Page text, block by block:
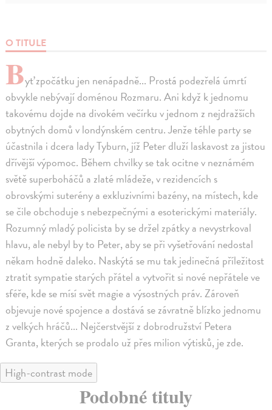
O TITULE
Byť zpočátku jen nenápadně... Prostá podezřelá úmrtí
obvykle nebývají doménou Rozmaru. Ani když k jednomu
takovému dojde na divokém večírku v jednom z nejdražších
obytných domů v londýnském centru. Jenže téhle party se
účastnila i dcera lady Tyburn, jíž Peter dluží laskavost za jistou
dřívější výpomoc. Během chvilky se tak ocitne v neznámém
světě superboháčů a zlaté mládeže, v rezidencích s
obrovskými suterény a exkluzivními bazény, na místech, kde
se čile obchoduje s nebezpečnými a esoterickými materiály.
Rozumný mladý policista by se držel zpátky a nevystrkoval
hlavu, ale nebyl by to Peter, aby se při vyšetřování nedostal
někam hodně daleko. Naskýtá se mu tak jedinečná příležitost
ztratit sympatie starých přátel a vytvořit si nové nepřátele ve
sféře, kde se mísí svět magie a výsostných práv. Zároveň
objevuje nové spojence a dostává se závratně blízko jednomu
z velkých hráčů... Nejčerstvější z dobrodružství Petera
Granta, kterých se prodalo už přes milion výtisků, je zde.
High-contrast mode
Podobné tituly